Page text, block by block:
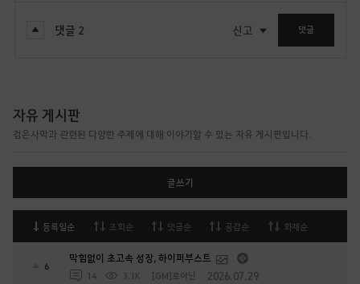
댓글 2 신고 댓글
자유 게시판
검은사막과 관련된 다양한 주제에 대해 이야기할 수 있는 자유 게시판입니다.
글쓰기
등록일순 조회순 댓글순 공감순 화제순
6
막힘없이 초고속 성장, 하이퍼부스트
14 3.1K [GM]로아닌 2026.07.29